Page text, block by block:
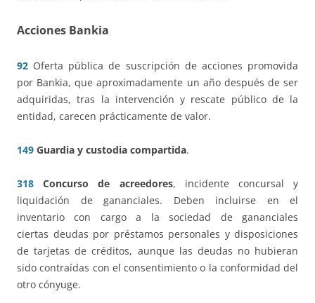
Acciones Bankia
92 Oferta pública de suscripción de acciones promovida
por Bankia, que aproximadamente un año después de ser
adquiridas, tras la intervención y rescate público de la
entidad, carecen prácticamente de valor.
149 Guardia y custodia compartida.
318 Concurso de acreedores, incidente concursal y
liquidación de gananciales. Deben incluirse en el
inventario con cargo a la sociedad de gananciales
ciertas deudas por préstamos personales y disposiciones
de tarjetas de créditos, aunque las deudas no hubieran
sido contraídas con el consentimiento o la conformidad del
otro cónyuge.